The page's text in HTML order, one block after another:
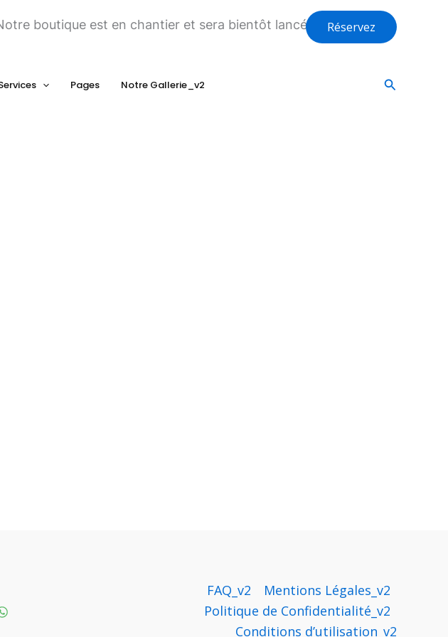
Réservez
Pages Notre Gallerie_v2
boutique est en chantier et sera bientôt lancée !
FAQ_v2
Mentions Légales_v2
Politique de Confidentialité_v2
Conditions d’utilisation_v2